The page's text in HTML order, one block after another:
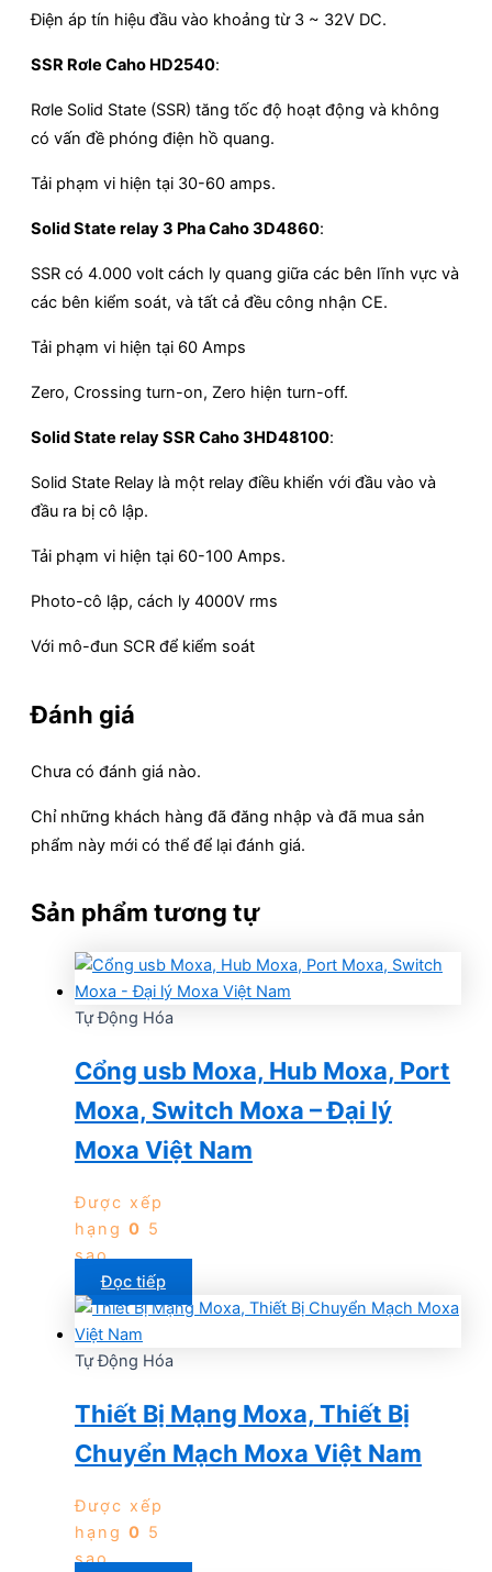
Điện áp tín hiệu đầu vào khoảng từ 3 ~ 32V DC.
SSR Rơle Caho HD2540:
Rơle Solid State (SSR) tăng tốc độ hoạt động và không
có vấn đề phóng điện hồ quang.
Tải phạm vi hiện tại 30-60 amps.
Solid State relay 3 Pha Caho 3D4860:
SSR có 4.000 volt cách ly quang giữa các bên lĩnh vực và
các bên kiểm soát, và tất cả đều công nhận CE.
Tải phạm vi hiện tại 60 Amps
Zero, Crossing turn-on, Zero hiện turn-off.
Solid State relay SSR Caho 3HD48100:
Solid State Relay là một relay điều khiển với đầu vào và
đầu ra bị cô lập.
Tải phạm vi hiện tại 60-100 Amps.
Photo-cô lập, cách ly 4000V rms
Với mô-đun SCR để kiểm soát
Đánh giá
Chưa có đánh giá nào.
Chỉ những khách hàng đã đăng nhập và đã mua sản
phẩm này mới có thể để lại đánh giá.
Sản phẩm tương tự
Tự Động Hóa
Cổng usb Moxa, Hub Moxa, Port
Moxa, Switch Moxa – Đại lý
Moxa Việt Nam
Được xếp
hạng 0 5
sao
Đọc tiếp
Tự Động Hóa
Thiết Bị Mạng Moxa, Thiết Bị
Chuyển Mạch Moxa Việt Nam
Được xếp
hạng 0 5
sao